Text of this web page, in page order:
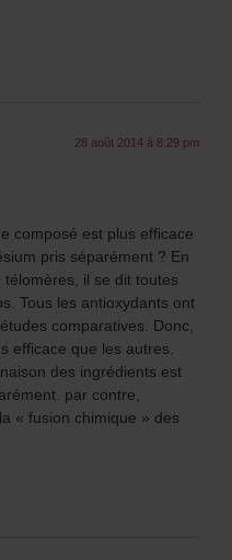
28 août 2014 à 8:29 pm
composé est plus efficace
pris séparément ? En
télomères, il se dit toutes
Tous les antioxydants ont
comparatives. Donc,
efficace que les autres.
des ingrédients est
par contre,
« fusion chimique » des